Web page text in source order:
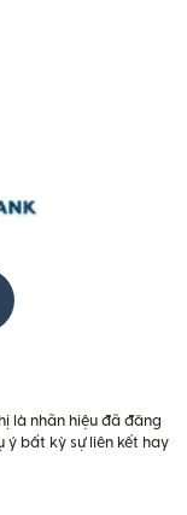
là nhãn hiệu đã đăng
ý bất kỳ sự liên kết hay